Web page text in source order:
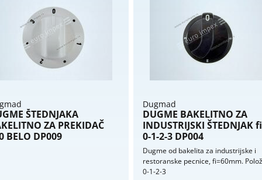
ŠTEDNJAKA
ZA PREKIDAČ
BELO DP009
Dugmad
DUGME BAKELITNO ZA
INDUSTRIJSKI ŠTEDNJAK
0-1-2-3 DP004
Dugme od bakelita za industrijske i
restoranske pecnice, fi=60mm.
0-1-2-3